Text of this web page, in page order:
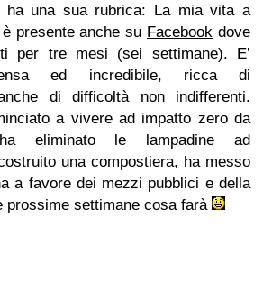
una sua rubrica: La mia vita a
presente anche su Facebook dove
per tre mesi (sei settimane). E’
ed incredibile, ricca di
di difficoltà non indifferenti.
a vivere ad impatto zero da
eliminato le lampadine ad
una compostiera, ha messo
a favore dei mezzi pubblici e della
settimane cosa farà